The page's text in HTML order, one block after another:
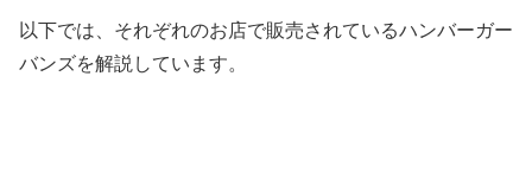
以下では、それぞれのお店で販売されているハンバーガー
バンズを解説しています。